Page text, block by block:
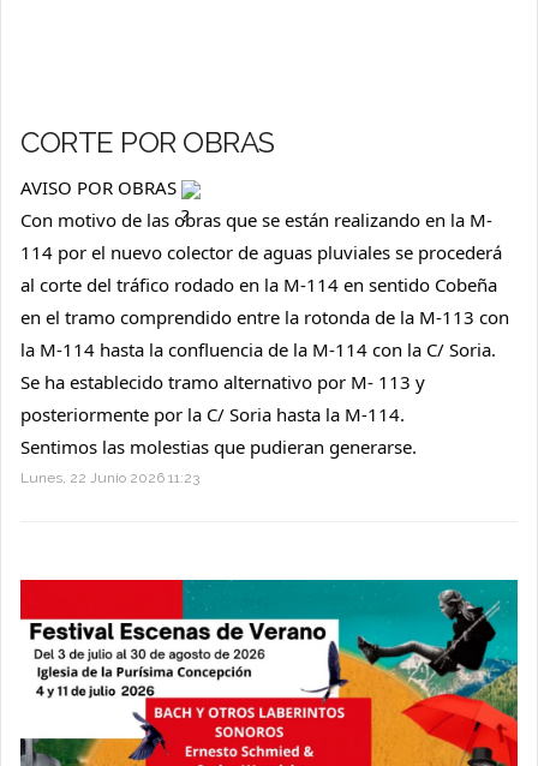
CORTE POR OBRAS
AVISO POR OBRAS
Con motivo de las obras que se están realizando en la M-
114 por el nuevo colector de aguas pluviales se procederá
al corte del tráfico rodado en la M-114 en sentido Cobeña
en el tramo comprendido entre la rotonda de la M-113 con
la M-114 hasta la confluencia de la M-114 con la C/ Soria.
Se ha establecido tramo alternativo por M- 113 y
posteriormente por la C/ Soria hasta la M-114.
Sentimos las molestias que pudieran generarse.
Lunes, 22 Junio 2026 11:23